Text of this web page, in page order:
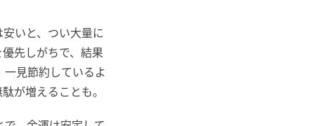
いと、つい大量に
先しがちで、結果
見節約しているよ
が増えることも。